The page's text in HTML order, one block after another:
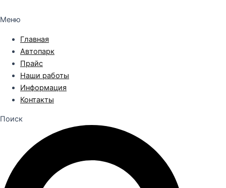
Меню
Главная
Автопарк
Прайс
Наши работы
Информация
Контакты
Поиск